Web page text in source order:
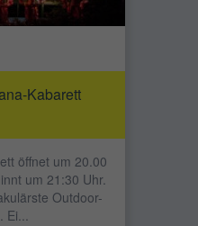
Kabarett
öffnet um 20.00
um 21:30 Uhr.
Outdoor-
Ei...